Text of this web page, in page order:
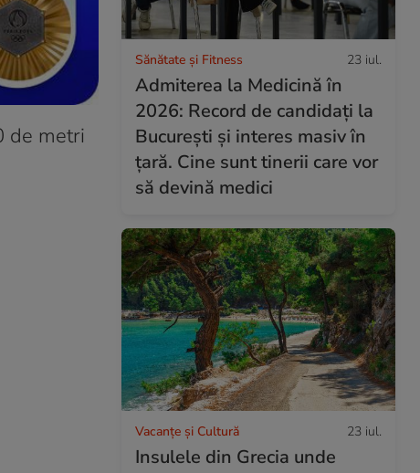
de metri
Sănătate și Fitness 23 iul.
Admiterea la Medicină în
2026: Record de candidați la
București și interes masiv în
țară. Cine sunt tinerii care vor
să devină medici
Vacanțe și Cultură 23 iul.
Insulele din Grecia unde